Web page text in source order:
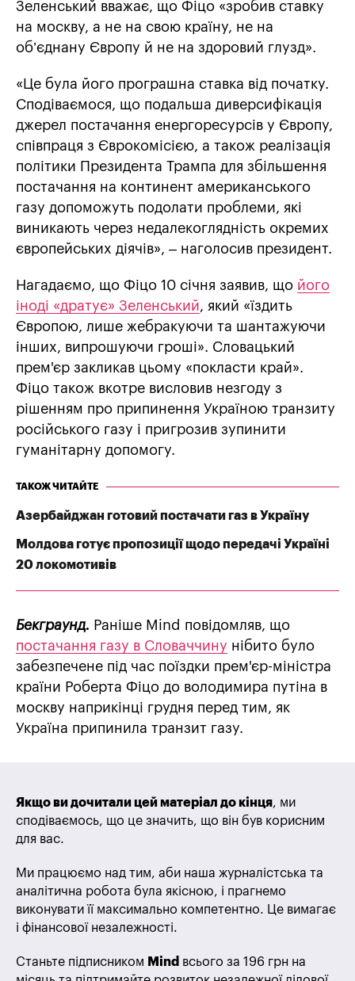
Зеленський вважає, що Фіцо «зробив ставку
на москву, а не на свою країну, не на
об’єднану Європу й не на здоровий глузд».
«Це була його програшна ставка від початку.
Сподіваємося, що подальша диверсифікація
джерел постачання енергоресурсів у Європу,
співпраця з Єврокомісією, а також реалізація
політики Президента Трампа для збільшення
постачання на континент американського
газу допоможуть подолати проблеми, які
виникають через недалекоглядність окремих
європейських діячів», – наголосив президент.
Нагадаємо, що Фіцо 10 січня заявив, що його
іноді «дратує» Зеленський, який «їздить
Європою, лише жебракуючи та шантажуючи
інших, випрошуючи гроші». Словацький
прем'єр закликав цьому «покласти край».
Фіцо також вкотре висловив незгоду з
рішенням про припинення Україною транзиту
російського газу і пригрозив зупинити
гуманітарну допомогу.
ТАКОЖ ЧИТАЙТЕ
Азербайджан готовий постачати газ в Україну
Молдова готує пропозиції щодо передачі Україні
20 локомотивів
Бекграунд. Раніше Mind повідомляв, що
постачання газу в Словаччину нібито було
забезпечене під час поїздки прем'єр-міністра
країни Роберта Фіцо до володимира путіна в
москву наприкінці грудня перед тим, як
Україна припинила транзит газу.
Якщо ви дочитали цей матеріал до кінця, ми
сподіваємось, що це значить, що він був корисним
для вас.
Ми працюємо над тим, аби наша журналістська та
аналітична робота була якісною, і прагнемо
виконувати її максимально компетентно. Це вимагає
і фінансової незалежності.
Станьте підписником Mind всього за 196 грн на